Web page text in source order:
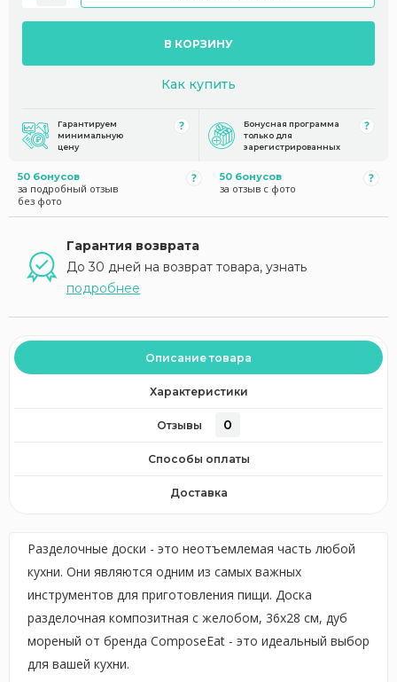
В КОРЗИНУ
Как купить
Гарантируем
минимальную
цену
Бонусная программа
только для
зарегистрированных
50 бонусов
за подробный отзыв
без фото
50 бонусов
за отзыв с фото
Гарантия возврата
До 30 дней на возврат товара, узнать
подробнее
Описание товара
Характеристики
Отзывы 0
Способы оплаты
Доставка
Разделочные доски - это неотъемлемая часть любой
кухни. Они являются одним из самых важных
инструментов для приготовления пищи. Доска
разделочная композитная с желобом, 36х28 см, дуб
мореный от бренда ComposeEat - это идеальный выбор
для вашей кухни.